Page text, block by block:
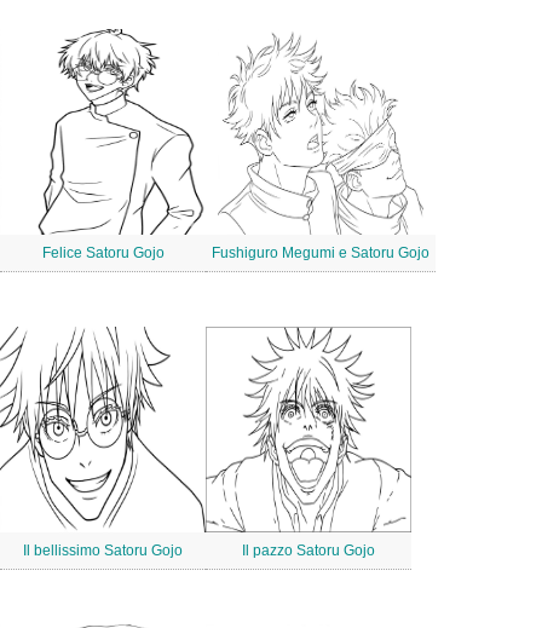
Felice Satoru Gojo Fushiguro Megumi e Satoru Gojo
Il bellissimo Satoru Gojo Il pazzo Satoru Gojo